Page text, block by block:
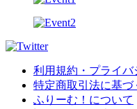
利用規約・プライバ
特定商取引法に基づ
ふりーむ！について